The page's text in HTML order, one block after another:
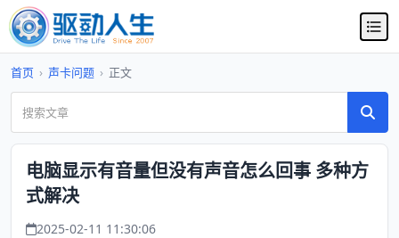
首页 › 声卡问题 › 正文
电脑显示有音量但没有声音怎么回事 多种方
式解决
2025-02-11 11:30:06